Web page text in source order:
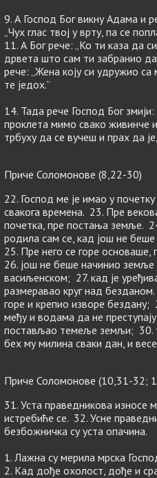
9. А Господ Бог викну Адама и
„Чух глас твој у врту, па се
11. А Бог рече: „Ко ти каза да
дрвета што сам ти забранио
рече: „Жена коју си удружио
те једох.”
14. Тада рече Господ Бог
проклета мимо свако живинче
трбуху да се вучеш и прах да
Приче Соломонове (8,22-30)
22. Господ ме је имао у
свакога времена. 23. Пре
почетка, пре постања земље.
родила сам се, кад још не
25. Пре него се горе основаше,
26. још не беше начинио
васиљенском; 27. кад је
размеравао круг над
горе и крепио изворе
међу и водама да не
постављао темеље земљи; 30.
бех му милина сваки дан, и
Приче Соломонове (10,31-32;
31. Уста праведникова износе
истребиће се. 32. Усне
безбожничка су уста опачина.
1. Лажна су мерила мрска
2. Кад дође охолост, дође и